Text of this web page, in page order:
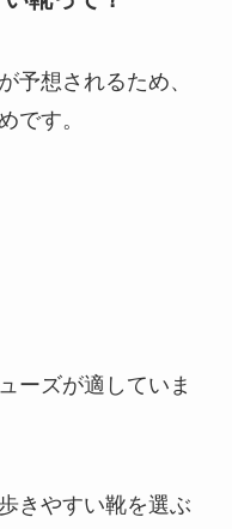
予想されるため、
です。
ーズが適していま
きやすい靴を選ぶ